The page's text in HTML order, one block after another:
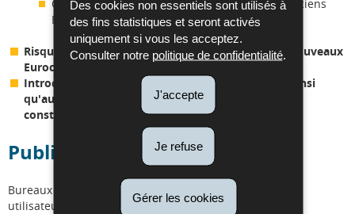
Des cookies non essentiels sont utilisés à
des fins statistiques et seront activés
uniquement si vous les acceptez.
Consulter notre politique de confidentialité.
J'accepte
Je refuse
Gérer les cookies
Calendrier de mise en œ uvre et retrait des anciens
Eurocodes
Risques et opportunités de la transition vers les nouveaux
Eurocodes
Introduction aux produits et services de l'ILNAS ainsi
qu'aux activités actuelles dans le secteur de la
construction
Public cible
Bureaux d'étude, architectes, propriétaires, exploitants,
utilisateurs, entrepreneurs, fabricants.